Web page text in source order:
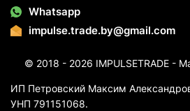
Whatsapp
impulse.trade.by@gmail.com
© 2018 - 2026 IMPULSETRADE -
ИП Петровский Максим
УНП 791151068.